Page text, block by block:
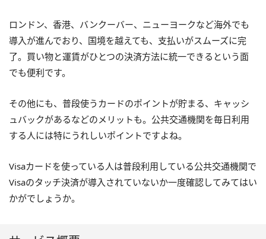
ロンドン、香港、バンクーバー、ニューヨークなど海外でも
導入が進んでおり、国境を越えても、支払いがスムーズに完
了。買い物と運賃がひとつの決済方法に統一できるという面
でも便利です。
その他にも、普段使うカードのポイントが貯まる、キャッシ
ュバックがあるなどのメリットも。公共交通機関を毎日利用
する人には特にうれしいポイントですよね。
Visaカードを使っている人は普段利用している公共交通機関で
Visaのタッチ決済が導入されていないか一度確認してみてはい
かがでしょうか。